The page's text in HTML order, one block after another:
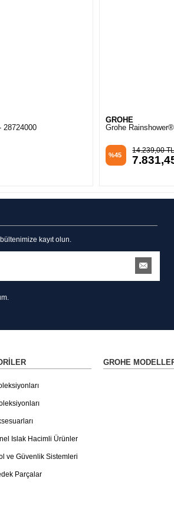
27709000
GROHE
Grohe Rainshower
94.531,12
kayıt olun.
Islak Hacimli Ürünler
ve Güvenlik Sistemleri
Parçalar
GROHE